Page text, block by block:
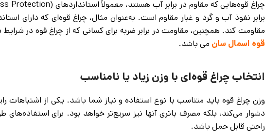
مقاومت کند. همچنین، مقاومت در برابر ضربه برای کسانی که از چراغ قوه در
قوه اسمال سان می باشد.
انتخاب چراغ قوه‌ای با وزن زیاد یا نامناسب
وزن چراغ قوه باید متناسب با نوع استفاده و نیاز شما باشد. یکی از اشتباهات
دشوار می‌کند، بلکه مصرف باتری آنها نیز سریع‌تر خواهد بود. برای
راحتی قابل حمل باشد.